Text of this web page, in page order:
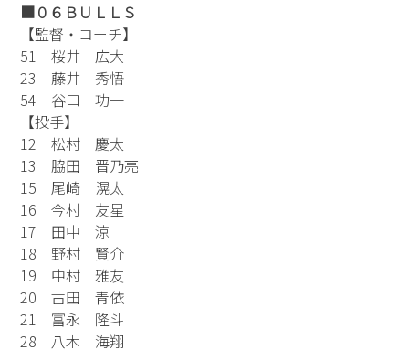
■０６ＢＵＬＬＳ
【監督・コーチ】
51 桜井 広大
23 藤井 秀悟
54 谷口 功一
【投手】
12 松村 慶太
13 脇田 晋乃亮
15 尾崎 滉太
16 今村 友星
17 田中 涼
18 野村 賢介
19 中村 雅友
20 古田 青依
21 富永 隆斗
28 八木 海翔